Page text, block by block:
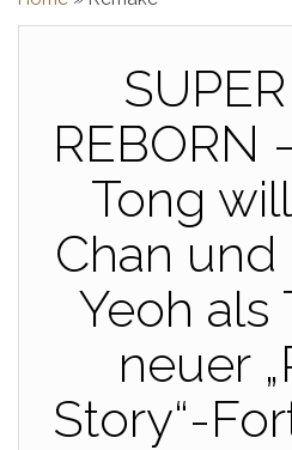
REBORN
Tong
Chan
Yeoh als
neuer
Story“-